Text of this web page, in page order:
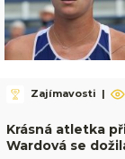
Zajímavosti |
Krásná atletka
Wardová se